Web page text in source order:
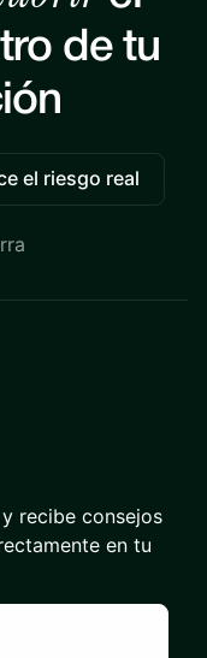
de tu
el riesgo real
recibe consejos
en tu